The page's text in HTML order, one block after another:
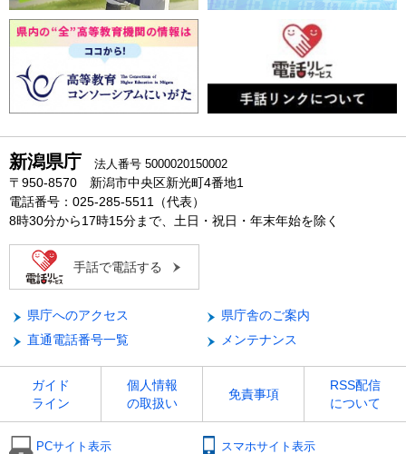
新潟県庁 法人番号 5000020150002
〒950-8570 新潟市中央区新光町4番地1
電話番号：025-285-5511（代表）
8時30分から17時15分まで、土日・祝日・年末年始を除く
手話で電話する
県庁へのアクセス
県庁舎のご案内
直通電話番号一覧
メンテナンス
ガイド
ライン
個人情報
の取扱い
免責事項
RSS配信
について
PCサイト表示 スマホサイト表示